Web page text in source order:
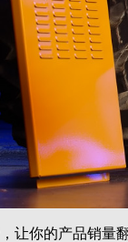
让你的产品销量